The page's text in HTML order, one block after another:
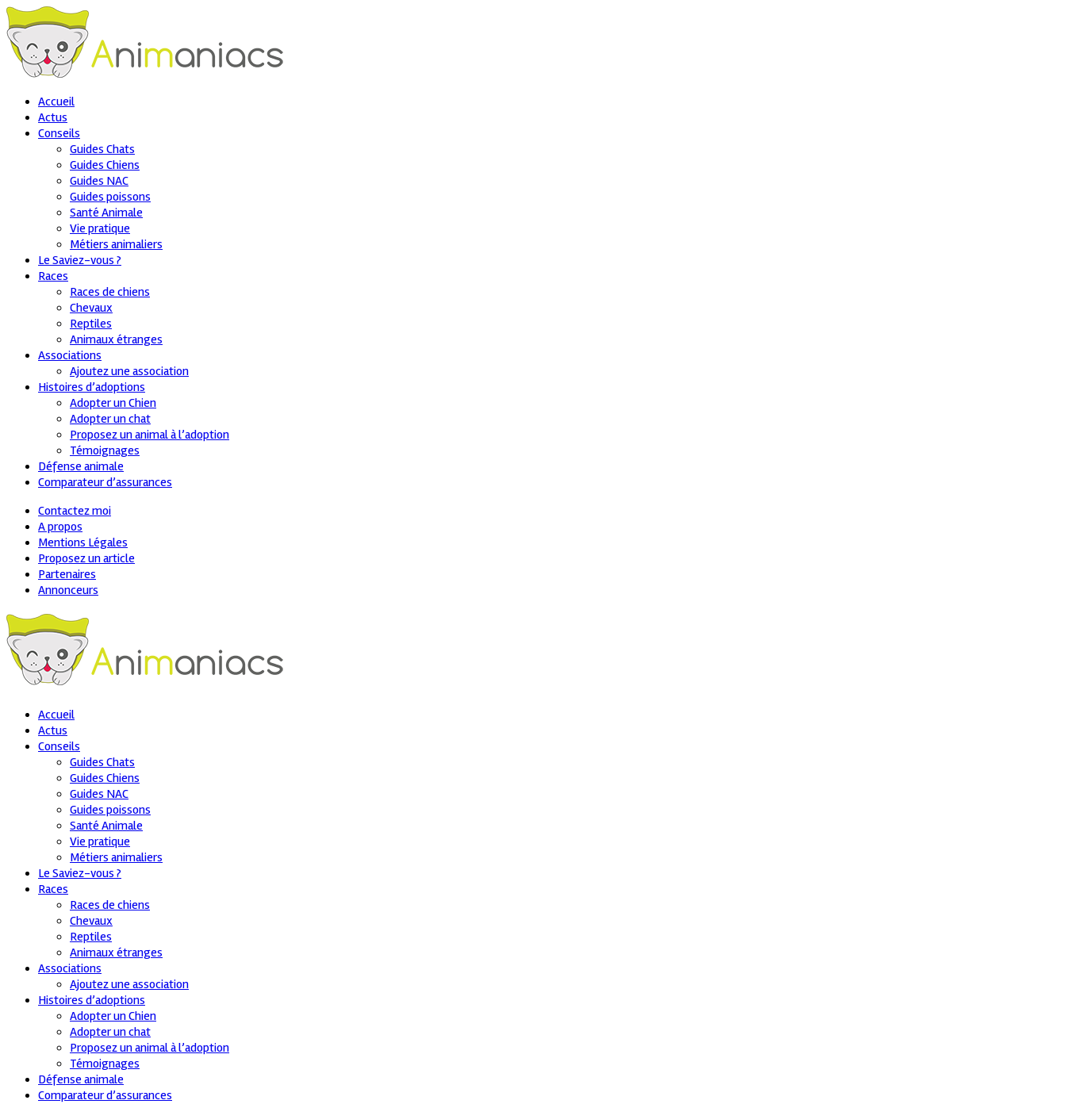
Accueil
Actus
Conseils
Guides Chats
Guides Chiens
Guides NAC
Guides poissons
Santé Animale
Vie pratique
Métiers animaliers
Le Saviez-vous ?
Races
Races de chiens
Chevaux
Reptiles
Animaux étranges
Associations
Ajoutez une association
Histoires d’adoptions
Adopter un Chien
Adopter un chat
Proposez un animal à l’adoption
Témoignages
Défense animale
Comparateur d’assurances
Contactez moi
A propos
Mentions Légales
Proposez un article
Partenaires
Annonceurs
Accueil
Actus
Conseils
Guides Chats
Guides Chiens
Guides NAC
Guides poissons
Santé Animale
Vie pratique
Métiers animaliers
Le Saviez-vous ?
Races
Races de chiens
Chevaux
Reptiles
Animaux étranges
Associations
Ajoutez une association
Histoires d’adoptions
Adopter un Chien
Adopter un chat
Proposez un animal à l’adoption
Témoignages
Défense animale
Comparateur d’assurances